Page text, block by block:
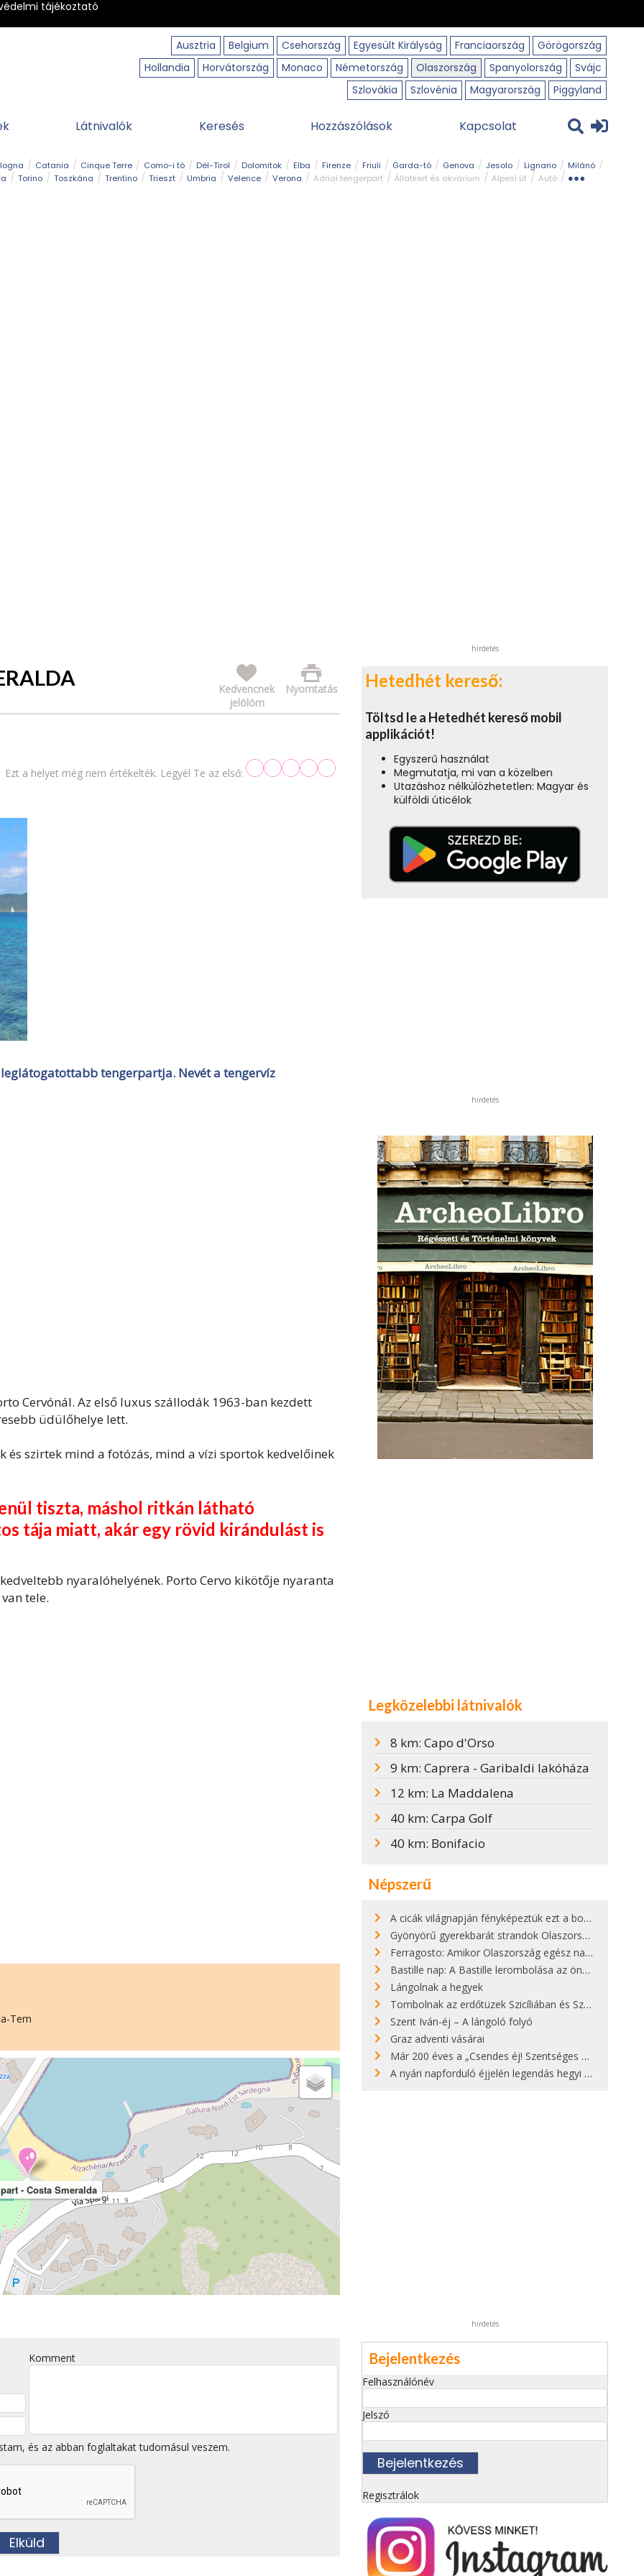
tájékoztató
Ausztria
Belgium Csehország Egyesült Királyság Franciaország
Görögország
Hollandia
Horvátország Monaco Németország Olaszország Spanyolország
Svájc
Szlovákia
Szlovénia Magyarország Piggyland
Látnivalók Keresés Hozzászólások Kapcsolat
Catania Cinque Terre Como-i tó Dél-Tirol Dolomitok Elba Firenze Friuli Garda-tó Genova Jesolo Lignano
Milánó
Torino Toszkána Trentino Trieszt Umbria Velence Verona Adriai tengerpart Állatkert és akvárium Alpesi út
Autó
Nyomtatás
Kedvencnek
jelölöm
Ezt a helyet még nem értékelték. Legyél Te az első:
tengerpartja. Nevét a tengervíz
Cervónál. Az első luxus szállodák 1963-ban kezdett
üdülőhelye lett.
és szirtek mind a fotózás, mind a vízi sportok kedvelőinek
tiszta, máshol ritkán látható
tája miatt, akár egy rövid kirándulást is
nyaralóhelyének. Porto Cervo kikötője nyaranta
tele.
Tem
- Costa Smeralda
Komment
és az abban foglaltakat tudomásul veszem.
hirdetés
Hetedhét kereső:
Töltsd le a Hetedhét kereső mobil
applikációt!
Egyszerű használat
Megmutatja, mi van a közelben
Utazáshoz nélkülözhetetlen: Magyar és
külföldi úticélok
hirdetés
Legközelebbi látnivalók
8 km: Capo d'Orso
9 km: Caprera - Garibaldi lakóháza
12 km: La Maddalena
40 km: Carpa Golf
40 km: Bonifacio
Népszerű
A cicák világnapján fényképeztük ezt a bokor alatt hűsölő cicát Kisorosziban
Gyönyörű gyerekbarát strandok Olaszországban - megmutatjuk a 15 legjobbat
Ferragosto: Amikor Olaszország egész nap nyaral
Bastille nap: A Bastille lerombolása az önkényuralom végét jelentette
Lángolnak a hegyek
Tombolnak az erdőtüzek Szicíliában és Szardínián
Szent Iván-éj – A lángoló folyó
Graz adventi vásárai
Már 200 éves a „Csendes éj! Szentséges éj!”
A nyári napforduló éjjelén legendás hegyi tüzek világítják meg Zugspitzét
hirdetés
Bejelentkezés
Felhasználónév
Jelszó
Regisztrálok